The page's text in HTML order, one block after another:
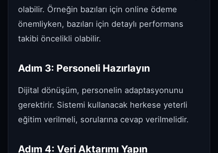
olabilir. Örneğin bazıları için online ödeme
önemliyken, bazıları için detaylı performans
takibi öncelikli olabilir.
Adım 3: Personeli Hazırlayın
Dijital dönüşüm, personelin adaptasyonunu
gerektirir. Sistemi kullanacak herkese yeterli
eğitim verilmeli, sorularına cevap verilmelidir.
Adım 4: Veri Aktarımı Yapın